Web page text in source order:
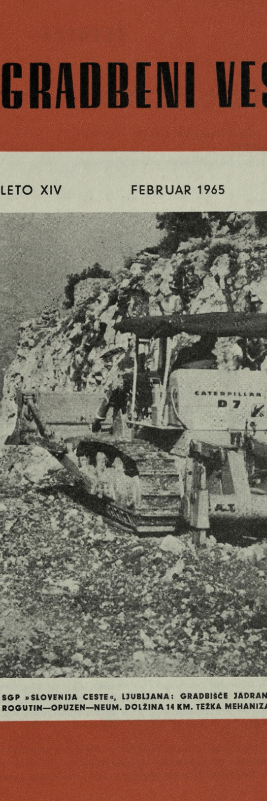
C R A D B in il
V E S T N IH
SGP
» S LO V E N IJA CESTE«, LJU B LJA N A : G R A D B IŠČ E JA D R A N SK
R O G U T IN — O P U Z EN — N EU M . D O L Ž IN A 14 K M . TEŽKA M E H A N IZ A